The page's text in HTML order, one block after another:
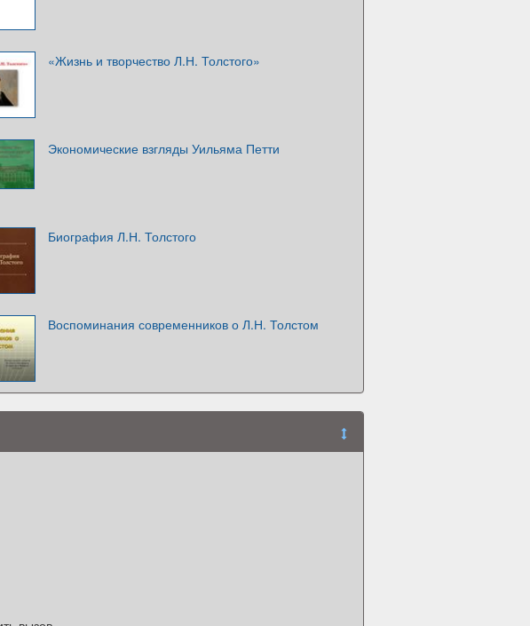
«Жизнь и творчество Л.Н. Толстого»
Экономические взгляды Уильяма Петти
Биография Л.Н. Толстого
Воспоминания современников о Л.Н. Толстом